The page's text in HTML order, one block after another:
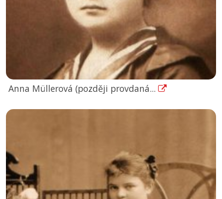
Anna Müllerová (později provdaná...